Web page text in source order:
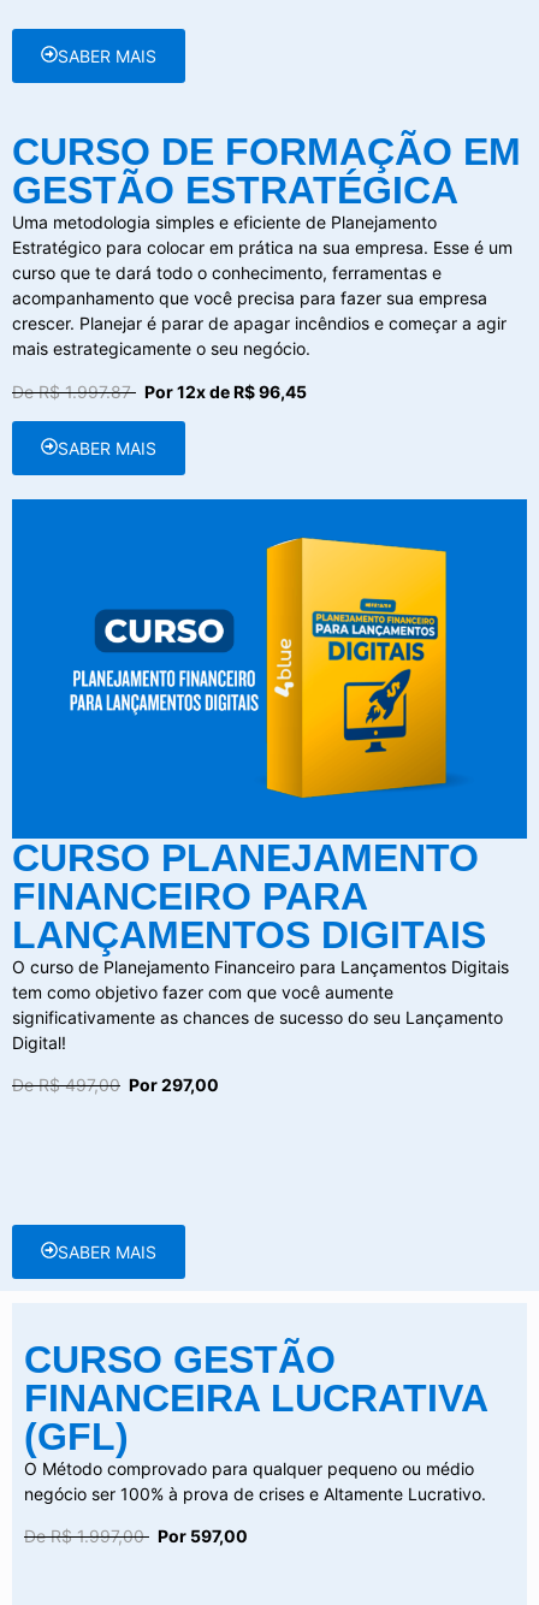
SABER MAIS
CURSO DE FORMAÇÃO EM
GESTÃO ESTRATÉGICA
Uma metodologia simples e eficiente de Planejamento
Estratégico para colocar em prática na sua empresa. Esse é um
curso que te dará todo o conhecimento, ferramentas e
acompanhamento que você precisa para fazer sua empresa
crescer. Planejar é parar de apagar incêndios e começar a agir
mais estrategicamente o seu negócio.
De R$ 1.997.87 Por 12x de R$ 96,45
SABER MAIS
CURSO PLANEJAMENTO
FINANCEIRO PARA
LANÇAMENTOS DIGITAIS
O curso de Planejamento Financeiro para Lançamentos Digitais
tem como objetivo fazer com que você aumente
significativamente as chances de sucesso do seu Lançamento
Digital!
De R$ 497,00 Por 297,00
SABER MAIS
CURSO GESTÃO
FINANCEIRA LUCRATIVA
(GFL)
O Método comprovado para qualquer pequeno ou médio
negócio ser 100% à prova de crises e Altamente Lucrativo.
De R$ 1.997,00 Por 597,00